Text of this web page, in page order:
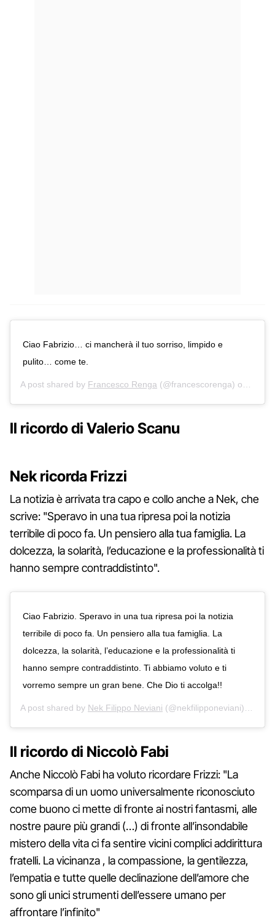
Ciao Fabrizio… ci mancherà il tuo sorriso, limpido e
pulito… come te.
A post shared by Francesco Renga (@francescorenga) on
Il ricordo di Valerio Scanu
Nek ricorda Frizzi
La notizia è arrivata tra capo e collo anche a Nek, che
scrive: "Speravo in una tua ripresa poi la notizia
terribile di poco fa. Un pensiero alla tua famiglia. La
dolcezza, la solarità, l’educazione e la professionalità ti
hanno sempre contraddistinto".
Ciao Fabrizio. Speravo in una tua ripresa poi la notizia
terribile di poco fa. Un pensiero alla tua famiglia. La
dolcezza, la solarità, l’educazione e la professionalità ti
hanno sempre contraddistinto. Ti abbiamo voluto e ti
vorremo sempre un gran bene. Che Dio ti accolga!!
A post shared by Nek Filippo Neviani (@nekfilipponeviani) on
Il ricordo di Niccolò Fabi
Anche Niccolò Fabi ha voluto ricordare Frizzi: "La
scomparsa di un uomo universalmente riconosciuto
come buono ci mette di fronte ai nostri fantasmi, alle
nostre paure più grandi (…) di fronte all’insondabile
mistero della vita ci fa sentire vicini complici addirittura
fratelli. La vicinanza , la compassione, la gentilezza,
l’empatia e tutte quelle declinazione dell’amore che
sono gli unici strumenti dell’essere umano per
affrontare l’infinito"